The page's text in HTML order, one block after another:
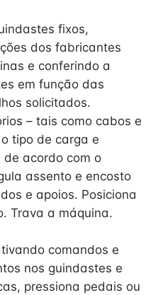
fixos,
dos fabricantes
e conferindo a
em função das
solicitados.
– tais como cabos e
tipo de carga e
acordo com o
assento e encosto
e apoios. Posiciona
Trava a máquina.
comandos e
nos guindastes e
pressiona pedais ou